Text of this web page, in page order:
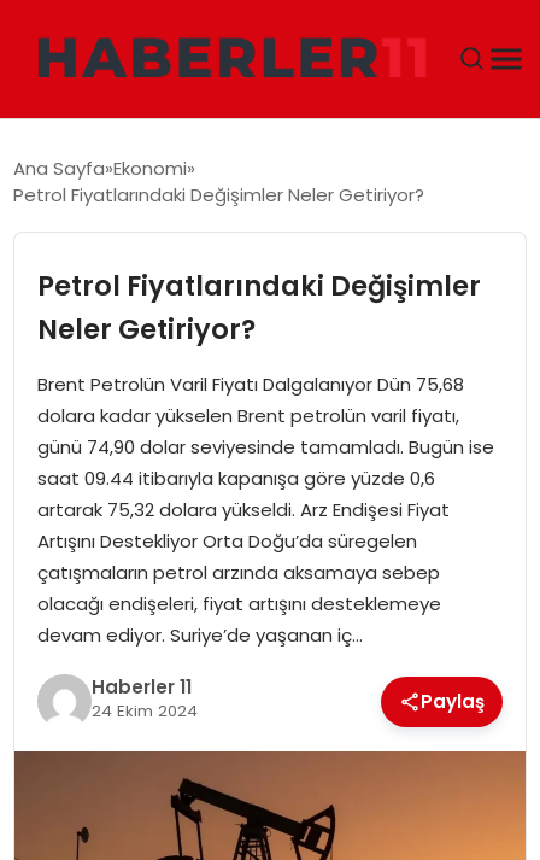
DÜNYA
EKONOMI
SIYASET
EĞITIM
SPOR
Ana Sayfa Ekonomi
Petrol Fiyatlarındaki Değişimler Neler Getiriyor?
Petrol Fiyatlarındaki Değişimler
Neler Getiriyor?
Brent Petrolün Varil Fiyatı Dalgalanıyor Dün 75,68
dolara kadar yükselen Brent petrolün varil fiyatı,
günü 74,90 dolar seviyesinde tamamladı. Bugün ise
saat 09.44 itibarıyla kapanışa göre yüzde 0,6
artarak 75,32 dolara yükseldi. Arz Endişesi Fiyat
Artışını Destekliyor Orta Doğu’da süregelen
çatışmaların petrol arzında aksamaya sebep
olacağı endişeleri, fiyat artışını desteklemeye
devam ediyor. Suriye’de yaşanan iç…
Haberler 11
24 Ekim 2024 Paylaş